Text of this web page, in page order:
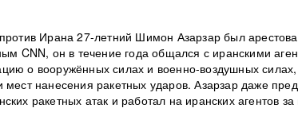
Ирана 27-летний Шимон Азарзар был
CNN, он в течение года общался с иранскими
о вооружённых силах и военно-воздушных
нанесения ракетных ударов. Азарзар даже
ракетных атак и работал на иранских агентов за